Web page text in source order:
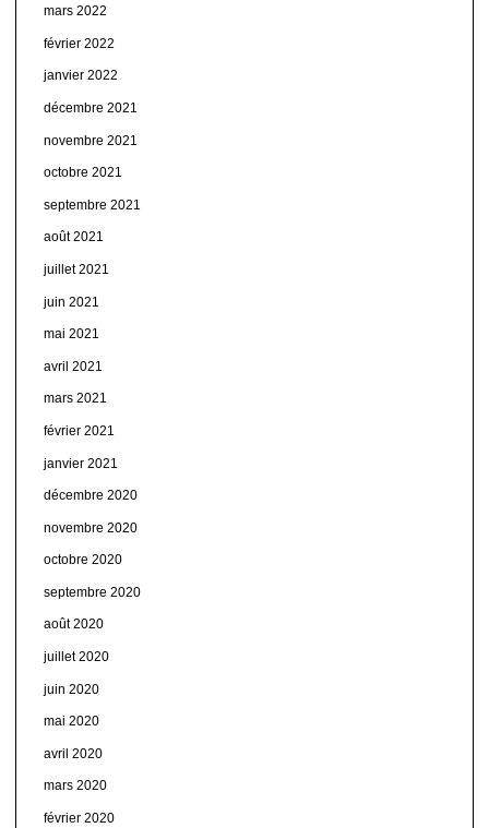
mars 2022
février 2022
janvier 2022
décembre 2021
novembre 2021
octobre 2021
septembre 2021
août 2021
juillet 2021
juin 2021
mai 2021
avril 2021
mars 2021
février 2021
janvier 2021
décembre 2020
novembre 2020
octobre 2020
septembre 2020
août 2020
juillet 2020
juin 2020
mai 2020
avril 2020
mars 2020
février 2020